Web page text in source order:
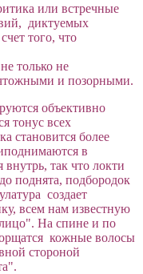
или встречные
диктуемых
того, что
только не
и позорными.
объективно
тонус всех
становится более
в
так что локти
поднята, подбородок
создает
всем нам известную
На спине и по
кожные волосы
стороной